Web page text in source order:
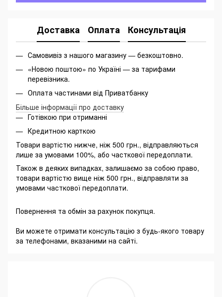
Доставка Оплата Консультація
Самовивіз з нашого магазину — безкоштовно.
«Новою поштою» по Україні — за тарифами
перевізника.
Оплата частинами від Приватбанку
Більше інформації про доставку
Готівкою при отриманні
Кредитною карткою
Товари вартістю нижче, ніж 500 грн., відправляються
лише за умовами 100%, або часткової передоплати.
Також в деяких випадках, залишаємо за собою право,
товари вартістю вище ніж 500 грн., відправляти за
умовами часткової передоплати.
Повернення та обмін за рахунок покупця.
Ви можете отримати консультацію з будь-якого товару
за телефонами, вказаними на сайті.